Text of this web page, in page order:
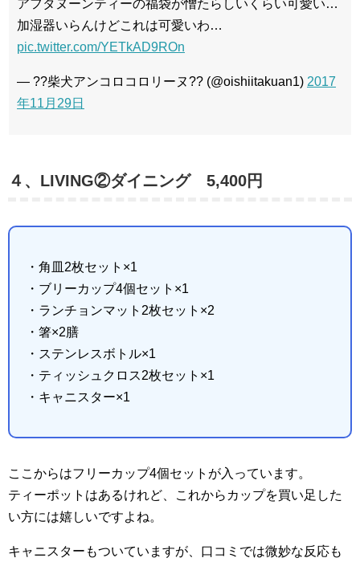
アフタヌーンティーの福袋が憎たらしいくらい可愛い…
加湿器いらんけどこれは可愛いわ…
pic.twitter.com/YETkAD9ROn
— ??柴犬アンコロコロリーヌ?? (@oishiitakuan1) 2017
年11月29日
４、LIVING②ダイニング 5,400円
・角皿2枚セット×1
・ブリーカップ4個セット×1
・ランチョンマット2枚セット×2
・箸×2膳
・ステンレスボトル×1
・ティッシュクロス2枚セット×1
・キャニスター×1
ここからはフリーカップ4個セットが入っています。
ティーポットはあるけれど、これからカップを買い足した
い方には嬉しいですよね。
キャニスターもついていますが、口コミでは微妙な反応も